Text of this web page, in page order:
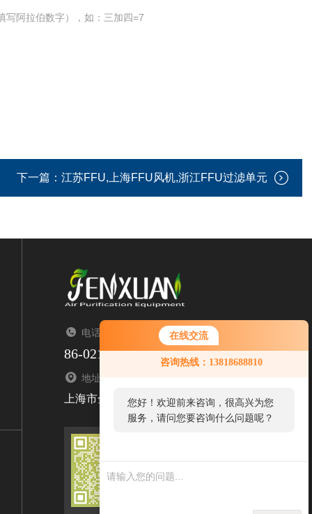
在线交流
咨询热线：13818688810
您好！欢迎前来咨询，很高兴为您
服务，请问您要咨询什么问题呢？
写阿拉伯数字），如：三加四=7
下一篇： 江苏FFU,上海FFU风机,浙江FFU过滤单元
电话：TEL
86-021-67676323
地址：ADDRESS
上海市金山区亭枫公路2299号1栋
扫码添加微信